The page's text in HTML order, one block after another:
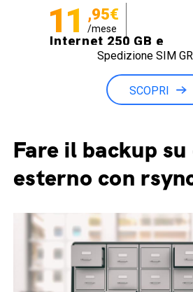
11 ,95€
/mese
Internet 250 GB e
Minuti illimitati
Spedizione SIM
SCOPRI
Fare il backup su
esterno con